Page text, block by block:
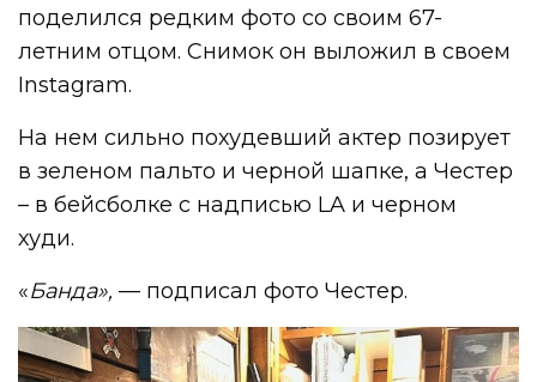
поделился редким фото со своим 67-
летним отцом. Снимок он выложил в своем
Instagram.
На нем сильно похудевший актер позирует
в зеленом пальто и черной шапке, а Честер
– в бейсболке с надписью LA и черном
худи.
«Банда», — подписал фото Честер.